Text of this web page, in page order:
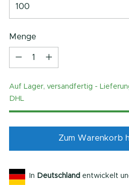
Menge
Menge
Auf Lager, versandfertig -
DHL
Zum Warenkorb
In Deutschland entwickelt